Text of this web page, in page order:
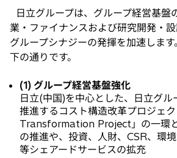
日立グループは、グループ経営基盤
業・ファイナンスおよび研究開発・設
グループシナジーの発揮を加速しま
下の通りです。
(1) グループ経営基盤強化
日立(中国)を中心とした、日立グル
推進するコスト構造改革プロジェ
Transformation Project」の一環
の推進や、投資、人財、CSR、環
等シェアードサービスの拡充